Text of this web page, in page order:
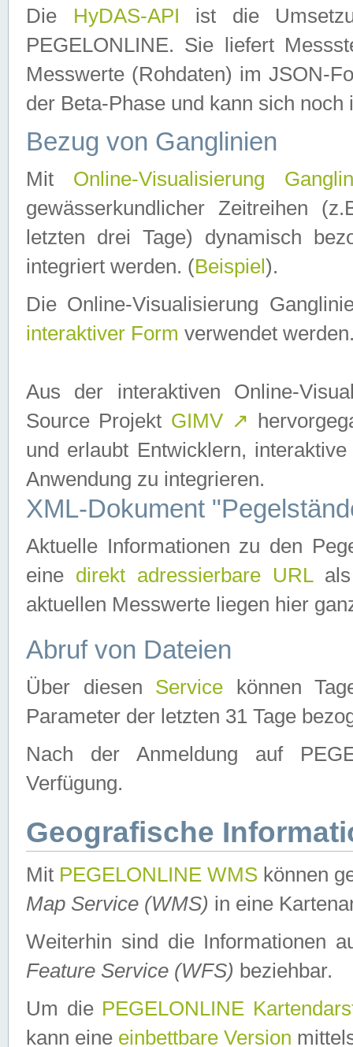
Die HyDAS-API ist die
PEGELONLINE. Sie liefert
Messwerte (Rohdaten) im JSON-
der Beta-Phase und kann sich noch
Bezug von Ganglinien
Mit Online-Visualisierung
gewässerkundlicher Zeitreihen
letzten drei Tage) dynamisch
integriert werden. (Beispiel ).
Die Online-Visualisierung
interaktiver Form verwendet
Aus der interaktiven Online-
Source Projekt GIMV ↗
und erlaubt Entwicklern,
Anwendung zu integrieren.
XML-Dokument
Aktuelle Informationen zu den
eine direkt adressierbare URLals
aktuellen Messwerte liegen hier
Abruf von Dateien
Über diesen Service können
Parameter der letzten 31 Tage
Nach der Anmeldung auf
Verfügung.
Geografische
Mit PEGELONLINE WMS können
Map Service (WMS) in eine
Weiterhin sind die Informationen
Feature Service (WFS) beziehbar.
Um die PEGELONLINE
kann eine einbettbare Version